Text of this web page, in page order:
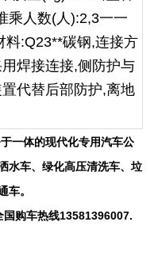
乘人数(人):2,3一一
料:Q23**碳钢,连接方
焊接连接,侧防护与
代替后部防护,离地
一体的现代化专用汽车公
水车、绿化高压清洗车、垃
车。
国购车热线13581396007.